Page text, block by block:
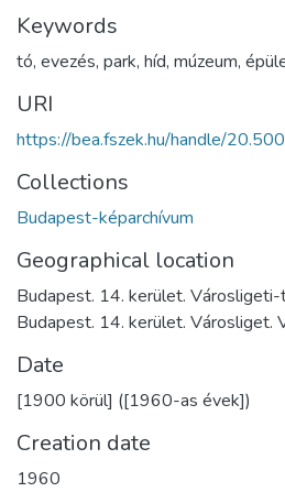
Keywords
tó, evezés, park, híd, múzeum,
URI
https://bea.fszek.hu/handle/
Collections
Budapest-képarchívum
Geographical location
Budapest. 14. kerület.
Budapest. 14. kerület. Városliget.
Date
[1900 körül] ([1960-as évek])
Creation date
1960